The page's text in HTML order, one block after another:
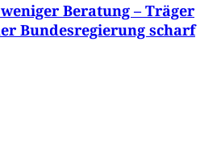
Beratung – Träger
Bundesregierung scharf